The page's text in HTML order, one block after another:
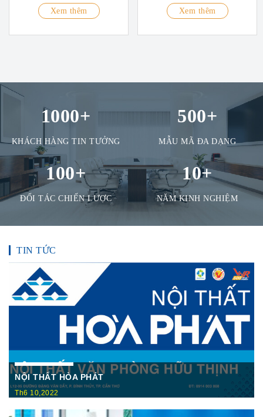
Xem thêm
Xem thêm
1000+
KHÁCH HÀNG TIN TƯỞNG
500+
MẪU MÃ ĐA DẠNG
100+
ĐỐI TÁC CHIẾN LƯỢC
10+
NĂM KINH NGHIỆM
TIN TỨC
NỘI THẤT HÒA PHÁT
Th6 10,2022
Nội Thất Hòa Phátt Cần Thơ Là nơi trưng bày và cung cấp